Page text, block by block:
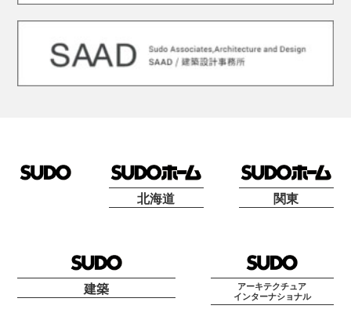
北海道 関東
建築
アーキテクチュア
インターナショナル